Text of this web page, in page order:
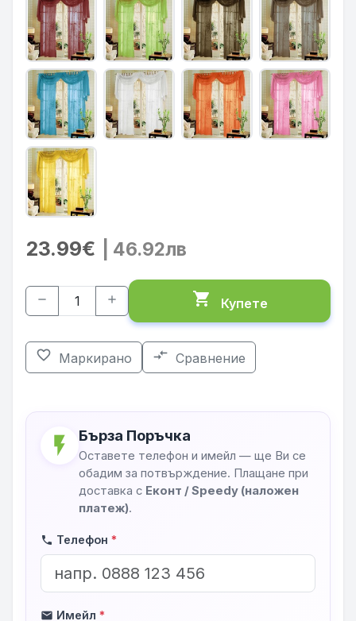
23.99€ | 46.92лв
remove add shopping_cart Купете
favorite_border Маркирано compare_arrows Сравнение
flash_on Бърза Поръчка
Оставете телефон и имейл — ще Ви се
обадим за потвърждение. Плащане при
доставка с Еконт / Speedy (наложен
платеж).
phone Телефон *
mail Имейл *